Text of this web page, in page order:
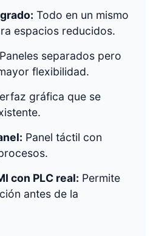
Todo en un mismo
espacios reducidos.
Paneles separados pero
flexibilidad.
gráfica que se
Panel táctil con
con PLC real: Permite
antes de la